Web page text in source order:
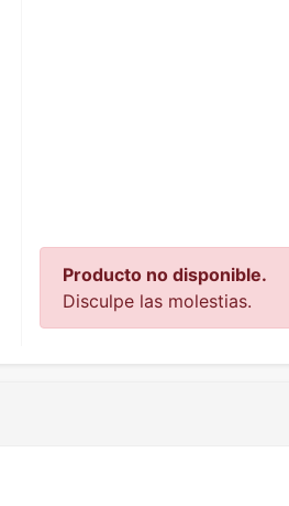
Producto no disponible.
Disculpe las molestias.